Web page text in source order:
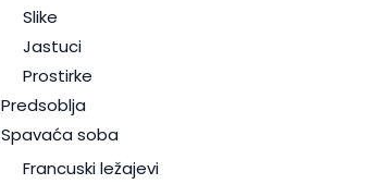
Slike
Jastuci
Prostirke
Predsoblja
Spavaća soba
Francuski ležajevi